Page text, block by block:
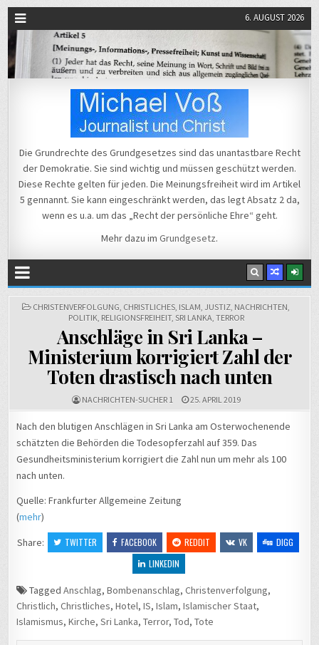
6. AUGUST 2026
Michael Voß
Die Grundrechte des Grundgesetzes sind das unantastbare Recht
der Demokratie. Sie sind wichtig und müssen geschützt werden.
Diese Rechte gelten für jeden. Die Meinungsfreiheit wird im Artikel
5 gennannt. Sie kann eingeschränkt werden, das legt Absatz 2 da,
wenn es u.a. um das „Recht der persönliche Ehre“ geht.
Mehr dazu im Grundgesetz.
POSTED
CHRISTENVERFOLGUNG, CHRISTLICHES, ISLAM, JUSTIZ, NACHRICHTEN,
POLITIK, RELIGIONSFREIHEIT, SRI LANKA, TERROR
Anschläge in Sri Lanka –
Ministerium korrigiert Zahl der
Toten drastisch nach unten
NACHRICHTEN-SUCHER 1 25. APRIL 2019
Nach den blutigen Anschlägen in Sri Lanka am Osterwochenende
schätzten die Behörden die Todesopferzahl auf 359. Das
Gesundheitsministerium korrigiert die Zahl nun um mehr als 100
nach unten.
Quelle: Frankfurter Allgemeine Zeitung
(mehr)
Share:
TWITTER FACEBOOK REDDIT VK
DIGG
LINKEDIN
TaggedAnschlag,Bombenanschlag,Christenverfolgung,
Christlich,Christliches,Hotel,IS,Islam,Islamischer Staat,
Islamismus,Kirche,Sri Lanka,Terror,Tod,Tote